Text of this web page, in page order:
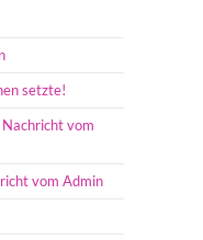
setzte!
vom
vom Admin